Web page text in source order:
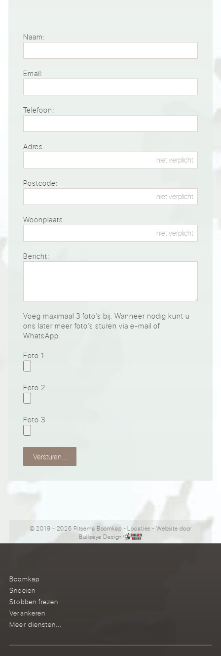
Naam:
Email:
Telefoon:
Adres:
Postcode:
Woonplaats:
Bericht:
Voeg maximaal 3 foto's bij. Wanneer nodig kunt u
ons later meer foto's sturen via e-mail of
WhatsApp.
Foto 1
Foto 2
Foto 3
Versturen...
© 2019 - 2026 Ritsema Boomkap -Locaties - Website door
Bullseye Design
Boomkap
Snoeien
Stobben frezen
Verankeren
Meer diensten...